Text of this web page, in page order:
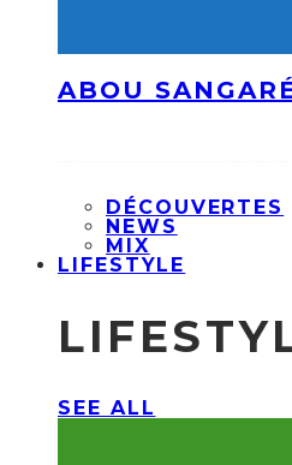
ABOU
DÉCOUVERTES
NEWS
MIX
LIFESTYLE
SEE ALL